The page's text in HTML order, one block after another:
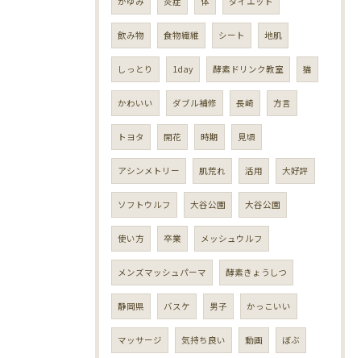
飲み物 食物繊維 シート 地肌
しっとり 1day 酵素ドリンク教室 猫
かわいい ダブル補修 長崎 方言
トヨタ 開花 時期 見頃
アシンメトリー 肌荒れ 活用 大好評
ソフトウルフ 大谷公園 大谷公園
使い方 卒業 メッシュウルフ
メンズマッシュパーマ 酵素きょうしつ
静岡県 バスケ 男子 かっこいい
マッサージ 気持ち良い 動画 ぼぶ